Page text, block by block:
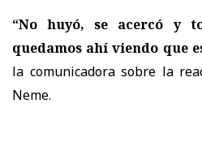
“No huyó, se acercó y
quedamos ahí viendo que
la comunicadora sobre la
Neme.